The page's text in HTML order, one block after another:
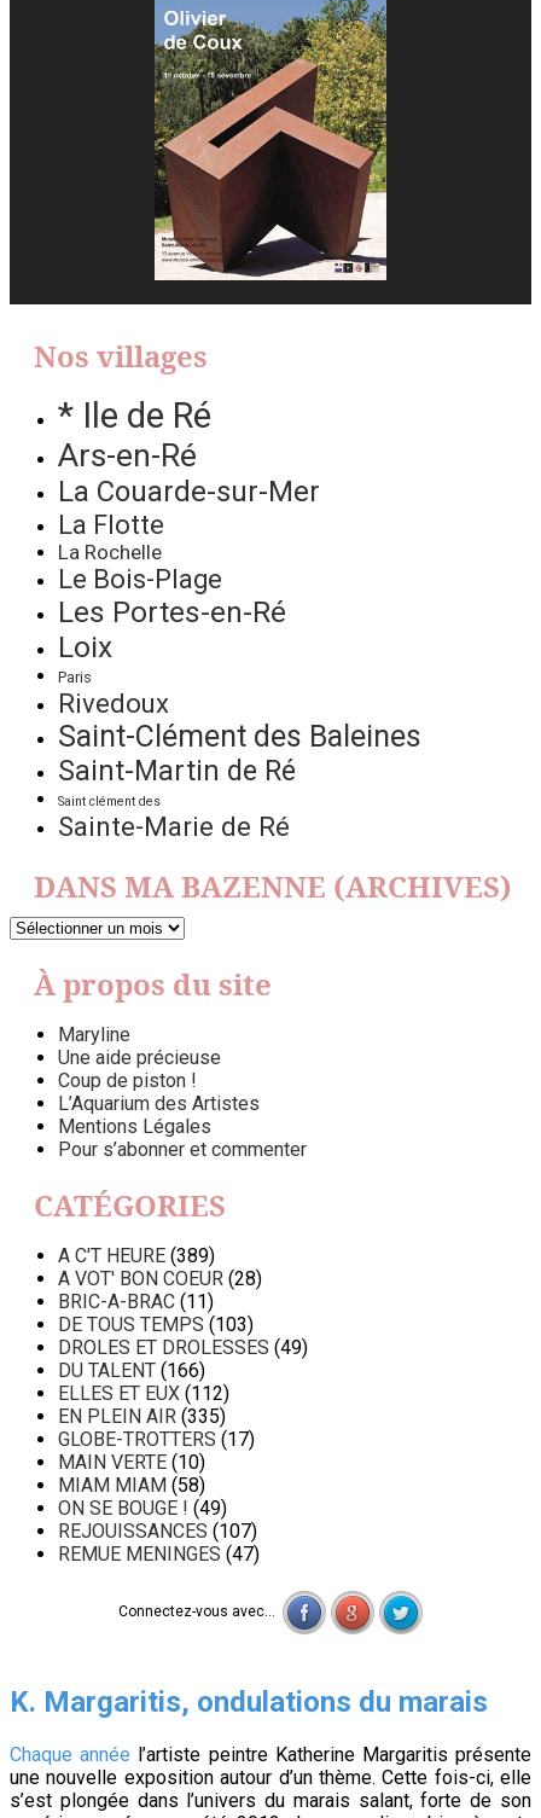
Nos villages
* Ile de Ré
Ars-en-Ré
La Couarde-sur-Mer
La Flotte
La Rochelle
Le Bois-Plage
Les Portes-en-Ré
Loix
Paris
Rivedoux
Saint-Clément des Baleines
Saint-Martin de Ré
Saint clément des
Sainte-Marie de Ré
DANS MA BAZENNE (ARCHIVES)
DANS
BAZENNE
(ARCHIVES)
À propos du site
Maryline
Une aide précieuse
Coup de piston !
L’Aquarium des Artistes
Mentions Légales
Pour s’abonner et commenter
CATÉGORIES
A C'T HEURE (389)
A VOT' BON COEUR (28)
BRIC-A-BRAC (11)
DE TOUS TEMPS (103)
DROLES ET DROLESSES (49)
DU TALENT (166)
ELLES ET EUX (112)
EN PLEIN AIR (335)
GLOBE-TROTTERS (17)
MAIN VERTE (10)
MIAM MIAM (58)
ON SE BOUGE ! (49)
REJOUISSANCES (107)
REMUE MENINGES (47)
Connectez-vous avec...
K. Margaritis, ondulations du marais
Chaque année l’artiste peintre Katherine Margaritis présente
une nouvelle exposition autour d’un thème. Cette fois-ci, elle
s’est plongée dans l’univers du marais salant, forte de son